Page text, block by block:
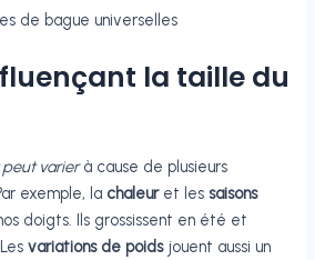
la taille du
varierà cause de plusieurs
exemple, la chaleuret les saisons
doigts. Ils grossissent en été et
variations de poidsjouent aussi un